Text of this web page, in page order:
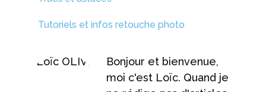
Tutoriels et infos retouche photo
Bonjour et bienvenue,
moi c'est Loïc. Quand je